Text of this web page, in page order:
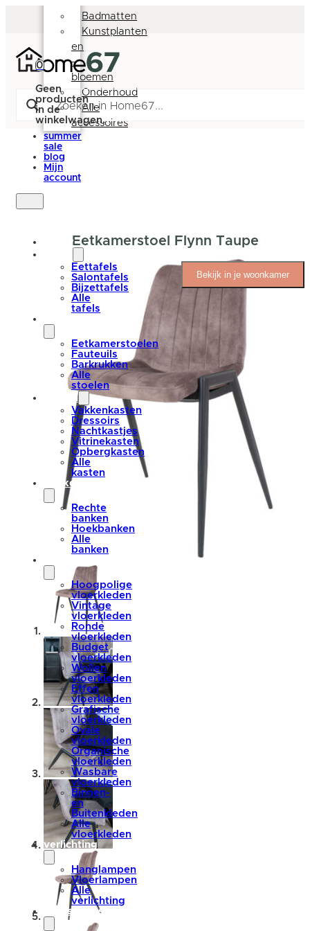
0
Geen
producten
in de
winkelwagen.
Badmatten
Kunstplanten
en
-
bloemen
Onderhoud
Alle
accessoires
summer
sale
blog
Mijn
account
nieuw
Eettafels
Salontafels
Bijzettafels
Alle
tafels
Eetkamerstoelen
Fauteuils
Barkrukken
Alle
stoelen
kasten
Vakkenkasten
Dressoirs
Nachtkastjes
Vitrinekasten
Opbergkasten
Alle
kasten
banken
Rechte
banken
Hoekbanken
Alle
banken
Hoogpolige
vloerkleden
Vintage
vloerkleden
Ronde
vloerkleden
Budget
vloerkleden
Wollen
vloerkleden
Effen
vloerkleden
Grafische
vloerkleden
Ovale
vloerkleden
Organische
vloerkleden
Wasbare
vloerkleden
Binnen-
en
Buitenkleden
Alle
vloerkleden
verlichting
Hanglampen
Vloerlampen
Alle
verlichting
accessoires
Eetkamerstoel Flynn Taupe
Bekijk in je woonkamer